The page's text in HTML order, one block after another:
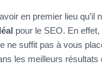
en premier lieu qu’il
pour le SEO. En
ne suffit pas à vous
les meilleurs résultats